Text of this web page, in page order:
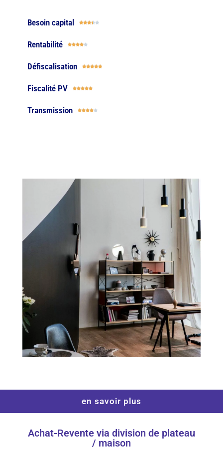
Besoin capital 
Rentabilité 
Défiscalisation 
Fiscalité PV 
Transmission 
en savoir plus
Achat-Revente via division de plateau
/ maison